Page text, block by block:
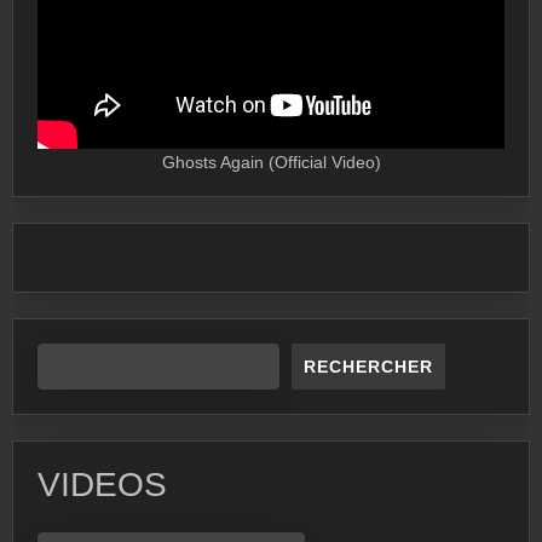
Ghosts Again (Official Video)
RECHERCHER
VIDEOS